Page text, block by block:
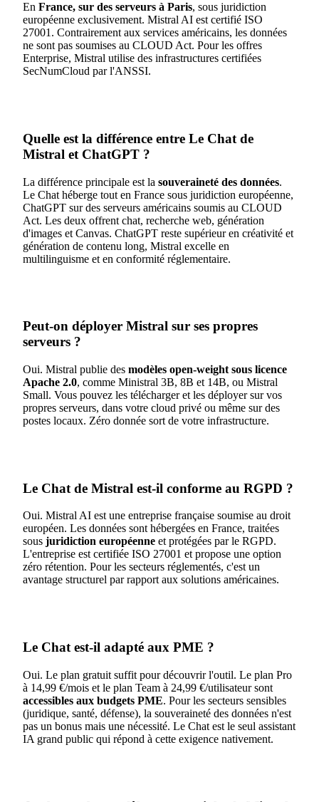
En France, sur des serveurs à Paris, sous juridiction
européenne exclusivement. Mistral AI est certifié ISO
27001. Contrairement aux services américains, les données
ne sont pas soumises au CLOUD Act. Pour les offres
Enterprise, Mistral utilise des infrastructures certifiées
SecNumCloud par l'ANSSI.
Quelle est la différence entre Le Chat de
Mistral et ChatGPT ?
La différence principale est la souveraineté des données.
Le Chat héberge tout en France sous juridiction européenne,
ChatGPT sur des serveurs américains soumis au CLOUD
Act. Les deux offrent chat, recherche web, génération
d'images et Canvas. ChatGPT reste supérieur en créativité et
génération de contenu long, Mistral excelle en
multilinguisme et en conformité réglementaire.
Peut-on déployer Mistral sur ses propres
serveurs ?
Oui. Mistral publie des modèles open-weight sous licence
Apache 2.0, comme Ministral 3B, 8B et 14B, ou Mistral
Small. Vous pouvez les télécharger et les déployer sur vos
propres serveurs, dans votre cloud privé ou même sur des
postes locaux. Zéro donnée sort de votre infrastructure.
Le Chat de Mistral est-il conforme au RGPD ?
Oui. Mistral AI est une entreprise française soumise au droit
européen. Les données sont hébergées en France, traitées
sous juridiction européenne et protégées par le RGPD.
L'entreprise est certifiée ISO 27001 et propose une option
zéro rétention. Pour les secteurs réglementés, c'est un
avantage structurel par rapport aux solutions américaines.
Le Chat est-il adapté aux PME ?
Oui. Le plan gratuit suffit pour découvrir l'outil. Le plan Pro
à 14,99 €/mois et le plan Team à 24,99 €/utilisateur sont
accessibles aux budgets PME. Pour les secteurs sensibles
(juridique, santé, défense), la souveraineté des données n'est
pas un bonus mais une nécessité. Le Chat est le seul assistant
IA grand public qui répond à cette exigence nativement.